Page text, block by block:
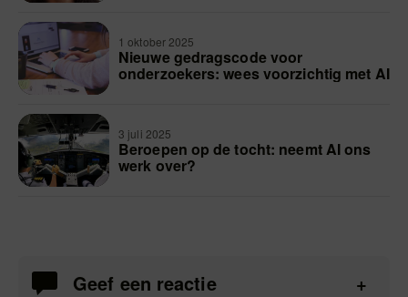
1 oktober 2025
Nieuwe gedragscode voor
onderzoekers: wees voorzichtig met AI
3 juli 2025
Beroepen op de tocht: neemt AI ons
werk over?
Geef een reactie